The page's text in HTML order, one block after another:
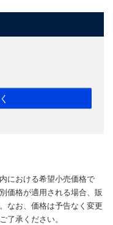
における希望小売価格で
価格が適用される場合、販
なお、価格は予告なく変更
了承ください。